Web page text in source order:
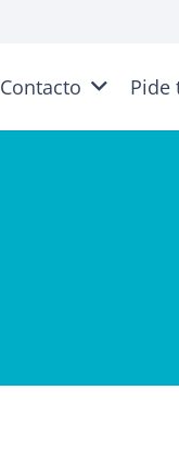
Contacto Pide